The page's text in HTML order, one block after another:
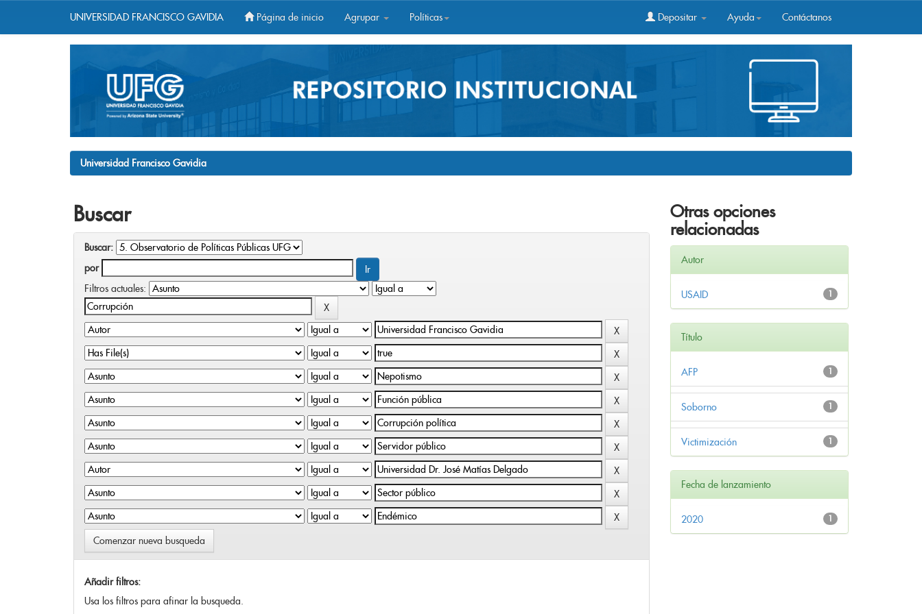
UNIVERSIDAD FRANCISCO GAVIDIA Página de inicio Agrupar Políticas Depositar Ayuda Contáctanos
Universidad Francisco Gavidia
Buscar
Buscar:
por
Filtros actuales:
Comenzar nueva busqueda
Añadir filtros:
Usa los filtros para afinar la busqueda.
Otras opciones
relacionadas
Autor
1
USAID
Título
1
AFP
1
Soborno
1
Victimización
Fecha de lanzamiento
1
2020